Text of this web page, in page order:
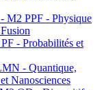
PPF - Physique
- Probabilités et
- Quantique,
Nanosciences